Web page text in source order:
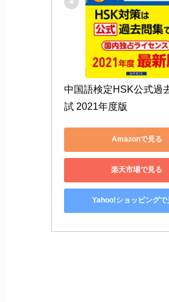
中国語検定HSK公式過
試 2021年度版
Amazonで見る
楽天市場で見る
Yahoo!ショッピングで